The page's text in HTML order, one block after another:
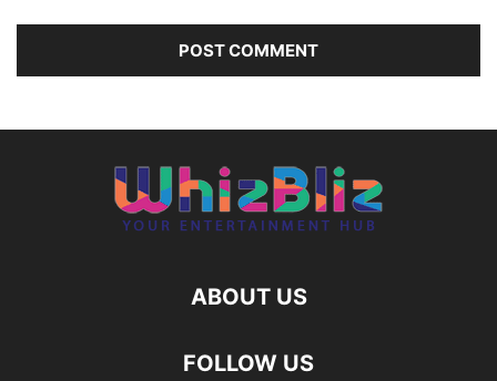
ABOUT US
FOLLOW US